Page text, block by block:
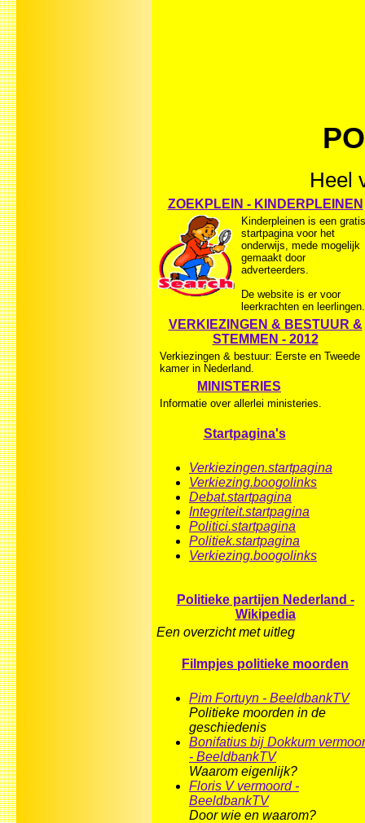
Heel
ZOEKPLEIN - KINDERPLEINEN
Kinderpleinen is een gratis
startpagina voor het
onderwijs, mede mogelijk
gemaakt door
adverteerders.
De website is er voor
leerkrachten en leerlingen.
VERKIEZINGEN & BESTUUR &
STEMMEN - 2012
Verkiezingen & bestuur: Eerste en Tweede
kamer in Nederland.
MINISTERIES
Informatie over allerlei ministeries.
Startpagina's
Verkiezingen.startpagina
Verkiezing.boogolinks
Debat.startpagina
Integriteit.startpagina
Politici.startpagina
Politiek.startpagina
Verkiezing.boogolinks
Politieke partijen Nederland -
Wikipedia
Een overzicht met uitleg
Filmpjes politieke moorden
Pim Fortuyn - BeeldbankTV
Politieke moorden in de
geschiedenis
Bonifatius bij Dokkum
- BeeldbankTV
Waarom eigenlijk?
Floris V vermoord -
BeeldbankTV
Door wie en waarom?